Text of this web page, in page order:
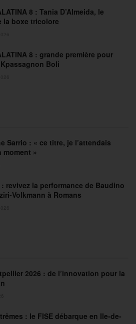
8 : Tania D’Almeida, le
la boxe tricolore
8 : grande première pour
Boli
Sarrio : « ce titre, je l’attendais
»
revivez la performance de Baudino
Volkmann à Romans
2026 : de l’innovation pour la
: le FISE débarque en Ile-de-